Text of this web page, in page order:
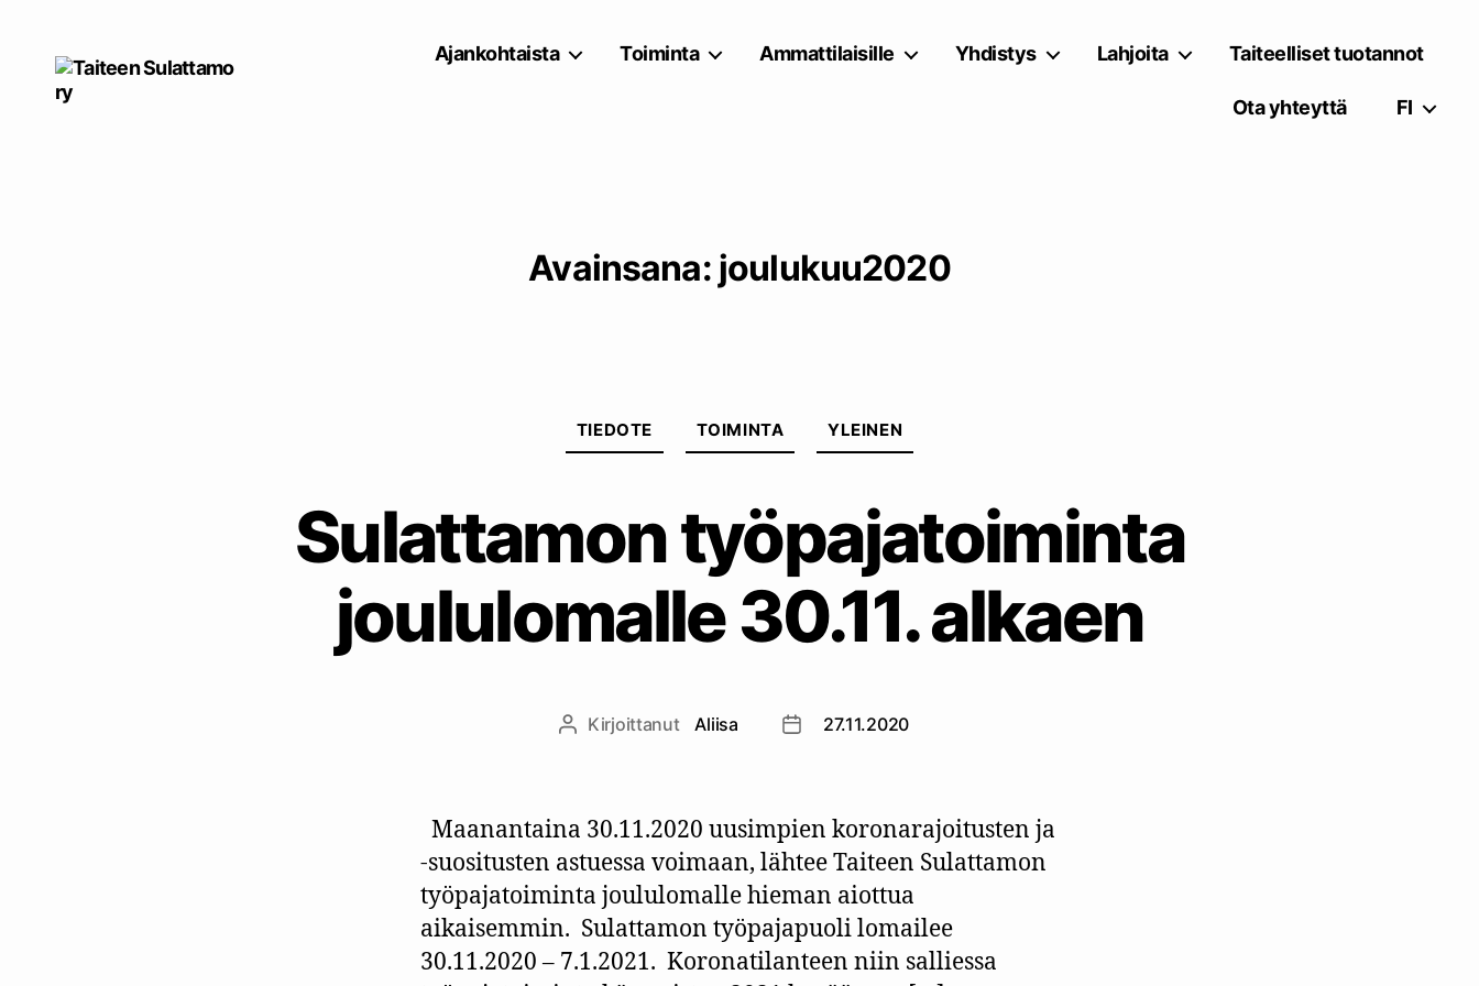
Ajankohtaista Toiminta Ammattilaisille Yhdistys Lahjoita Taiteelliset tuotannot
Ota yhteyttä FI
Avainsana: joulukuu2020
TIEDOTE TOIMINTA YLEINEN
Sulattamon työpajatoiminta
joululomalle 30.11. alkaen
Kirjoittaja
Kirjoittanut Aliisa Julkaisupäivämäärä
27.11.2020
Maanantaina 30.11.2020 uusimpien koronarajoitusten ja
-suositusten astuessa voimaan, lähtee Taiteen Sulattamon
työpajatoiminta joululomalle hieman aiottua
aikaisemmin. Sulattamon työpajapuoli lomailee
30.11.2020 – 7.1.2021. Koronatilanteen niin salliessa